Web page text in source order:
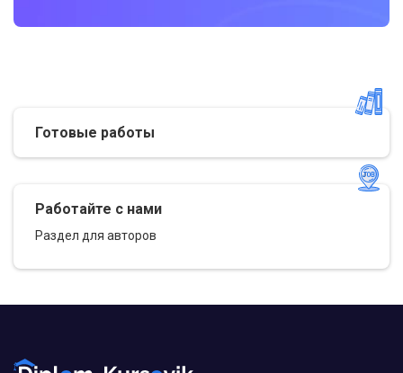
Готовые работы
Работайте с нами
Раздел для авторов